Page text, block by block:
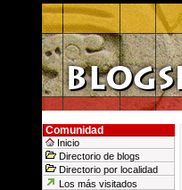
Comunidad
Inicio
Directorio de blogs
Directorio por localidad
Los más visitados